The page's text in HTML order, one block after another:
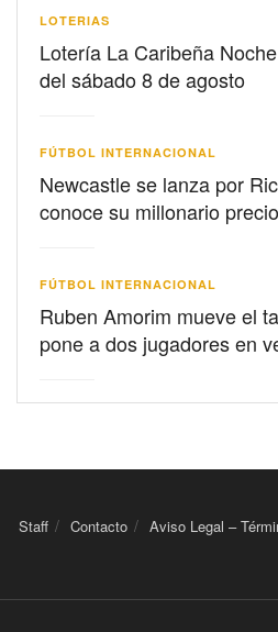
LOTERIAS
Lotería La Caribeña
del sábado 8 de agosto
FÚTBOL INTERNACIONAL
Newcastle se lanza por
conoce su millonario precio
FÚTBOL INTERNACIONAL
Ruben Amorim mueve el
pone a dos jugadores en
Staff Contacto Aviso Legal –